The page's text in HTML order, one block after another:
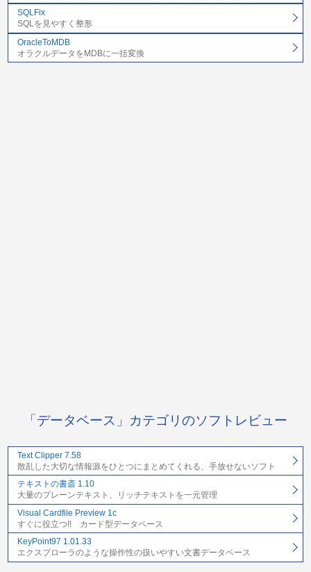
SQLFix
SQLを見やすく整形
OracleToMDB
オラクルデータをMDBに一括変換
「データベース」カテゴリのソフトレビュー
Text Clipper 7.58
散乱した大切な情報源をひとつにまとめてくれる、手放せないソフト
テキストの書斎 1.10
大量のプレーンテキスト、リッチテキストを一元管理
Visual Cardfile Preview 1c
すぐに役立つ!! カード型データベース
KeyPoint97 1.01.33
エクスプローラのような操作性の扱いやすい文書データベース